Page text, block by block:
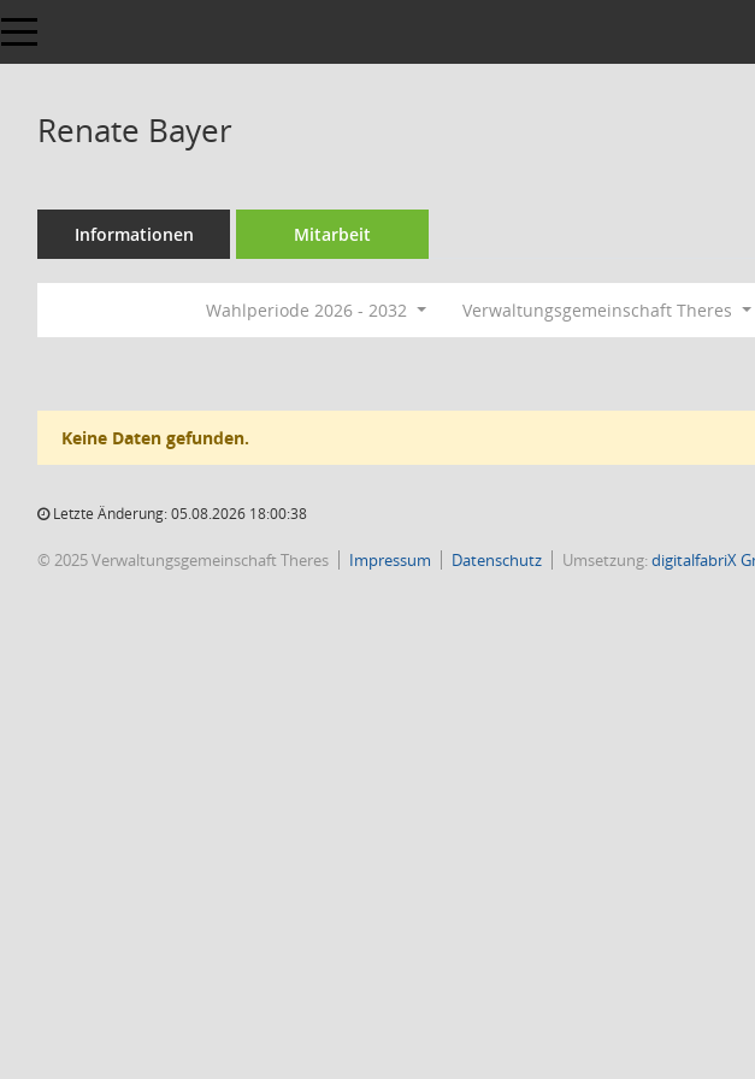
Toggle navigation
Renate Bayer
Informationen Mitarbeit
Wahlperiode 2026 - 2032 Verwaltungsgemeinschaft Theres
Keine Daten gefunden.
Letzte Änderung: 05.08.2026 18:00:38
© 2025 Verwaltungsgemeinschaft Theres Impressum Datenschutz Umsetzung:digitalfabriX